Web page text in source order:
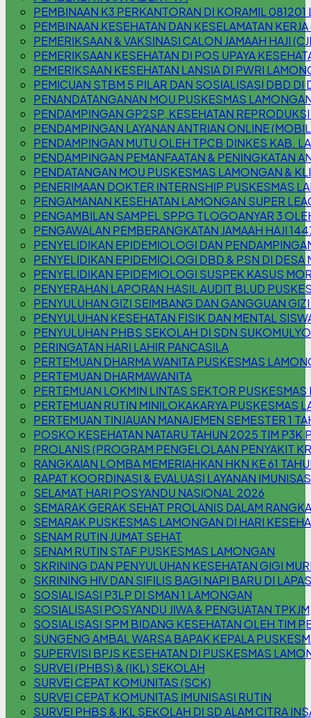
PEMBINAAN K3 PERKANTORAN DI KORAMIL 081201
PEMBINAAN KESEHATAN DAN KESELAMATAN
PEMERIKSAAN & VAKSINASI CALON JAMAAH HAJI
PEMERIKSAAN KESEHATAN DI POS UPAYA
PEMERIKSAAN KESEHATAN LANSIA DI PWRI
PEMICUAN STBM 5 PILAR DAN SOSIALISASI DBD DI
PENANDATANGANAN MOU PUSKESMAS
PENDAMPINGAN GP2SP, KESEHATAN
PENDAMPINGAN LAYANAN ANTRIAN ONLINE
PENDAMPINGAN MUTU OLEH TPCB DINKES KAB.
PENDAMPINGAN PEMANFAATAN & PENINGKATAN
PENDATANGAN MOU PUSKESMAS LAMONGAN &
PENERIMAAN DOKTER INTERNSHIP PUSKESMAS
PENGAMANAN KESEHATAN LAMONGAN SUPER
PENGAMBILAN SAMPEL SPPG TLOGOANYAR 3
PENGAWALAN PEMBERANGKATAN JAMAAH HAJI
PENYELIDIKAN EPIDEMIOLOGI DAN
PENYELIDIKAN EPIDEMIOLOGI DBD & PSN DI DESA
PENYELIDIKAN EPIDEMIOLOGI SUSPEK KASUS
PENYERAHAN LAPORAN HASIL AUDIT BLUD
PENYULUHAN GIZI SEIMBANG DAN GANGGUAN
PENYULUHAN KESEHATAN FISIK DAN MENTAL
PENYULUHAN PHBS SEKOLAH DI SDN
PERINGATAN HARI LAHIR PANCASILA
PERTEMUAN DHARMA WANITA PUSKESMAS
PERTEMUAN DHARMAWANITA
PERTEMUAN LOKMIN LINTAS SEKTOR
PERTEMUAN RUTIN MINILOKAKARYA PUSKESMAS
PERTEMUAN TINJAUAN MANAJEMEN SEMESTER 1
POSKO KESEHATAN NATARU TAHUN 2025 TIM P3K
PROLANIS (PROGRAM PENGELOLAAN PENYAKIT
RANGKAIAN LOMBA MEMERIAHKAN HKN KE 61
RAPAT KOORDINASI & EVALUASI LAYANAN
SELAMAT HARI POSYANDU NASIONAL 2026
SEMARAK GERAK SEHAT PROLANIS DALAM
SEMARAK PUSKESMAS LAMONGAN DI HARI
SENAM RUTIN JUMAT SEHAT
SENAM RUTIN STAF PUSKESMAS LAMONGAN
SKRINING DAN PENYULUHAN KESEHATAN GIGI
SKRINING HIV DAN SIFILIS BAGI NAPI BARU DI LAPAS
SOSIALISASI P3LP DI SMAN 1 LAMONGAN
SOSIALISASI POSYANDU JIWA & PENGUATAN TPKJM
SOSIALISASI SPM BIDANG KESEHATAN OLEH TIM
SUNGENG AMBAL WARSA BAPAK KEPALA
SUPERVISI BPJS KESEHATAN DI PUSKESMAS
SURVEI (PHBS) & (IKL) SEKOLAH
SURVEI CEPAT KOMUNITAS (SCK)
SURVEI CEPAT KOMUNITAS IMUNISASI RUTIN
SURVEI PHBS & IKL SEKOLAH DI SD ALAM CITRA